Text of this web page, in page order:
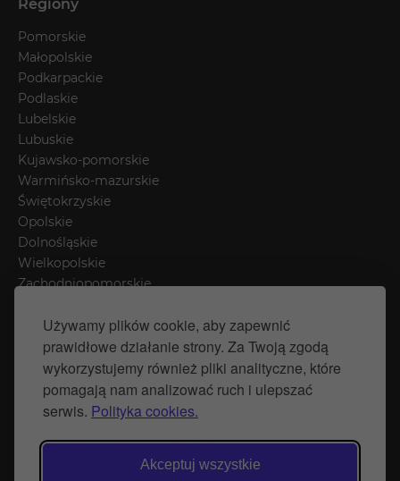
Używamy plików cookie, aby zapewnić
prawidłowe działanie strony. Za Twoją zgodą
wykorzystujemy również pliki analityczne, które
pomagają nam analizować ruch i ulepszać
serwis. Polityka cookies.
Akceptuj wszystkie
Regiony
Pomorskie
Małopolskie
Podkarpackie
Podlaskie
Lubelskie
Lubuskie
Kujawsko-pomorskie
Warmińsko-mazurskie
Świętokrzyskie
Opolskie
Dolnośląskie
Wielkopolskie
Zachodniopomorskie
Mazowieckie
Śląskie
© Wytwórnia Zieleni 2026
Polityka prywatności
Polityka Cookies
Strona stworzona przez Naprawimyfirme.pl